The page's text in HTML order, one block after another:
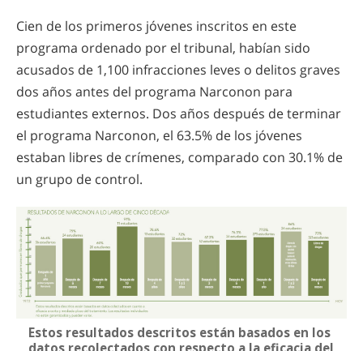
Cien de los primeros jóvenes inscritos en este
programa ordenado por el tribunal, habían sido
acusados de 1,100 infracciones leves o delitos graves
dos años antes del programa Narconon para
estudiantes externos. Dos años después de terminar
el programa Narconon, el 63.5% de los jóvenes
estaban libres de crímenes, comparado con 30.1% de
un grupo de control.
Estos resultados descritos están basados en los
datos recolectados con respecto a la eficacia del